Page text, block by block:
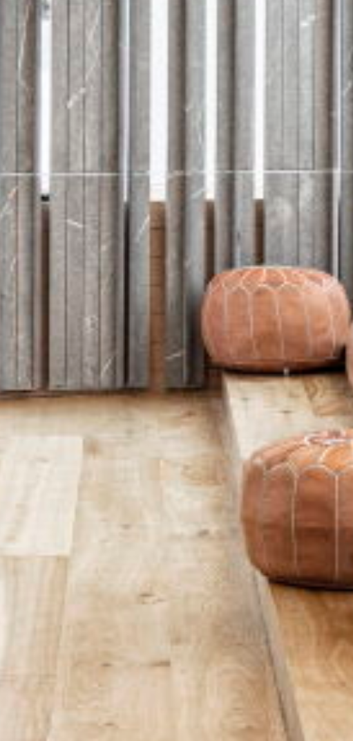
רוצים לדעת יותר?
השאירו פרטים ונחזור אליכם בהקדם